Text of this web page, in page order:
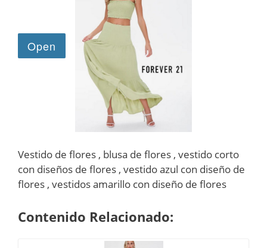
Vestido de flores , blusa de flores , vestido corto
con diseños de flores , vestido azul con diseño de
flores , vestidos amarillo con diseño de flores
Contenido Relacionado: